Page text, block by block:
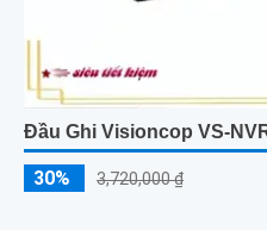
Đầu Ghi Visioncop VS-
30% 3,720,000 ₫